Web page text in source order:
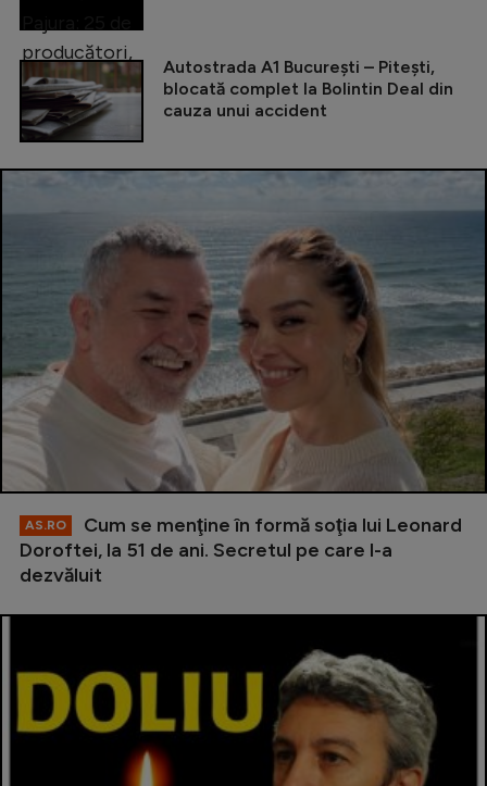
Autostrada A1 București – Pitești,
blocată complet la Bolintin Deal din
cauza unui accident
AS.RO
Cum se menţine în formă soţia lui Leonard
Doroftei, la 51 de ani. Secretul pe care l-a
dezvăluit